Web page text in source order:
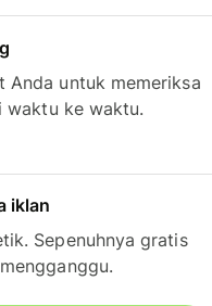
Anda untuk memeriksa
waktu ke waktu.
iklan
Sepenuhnya gratis